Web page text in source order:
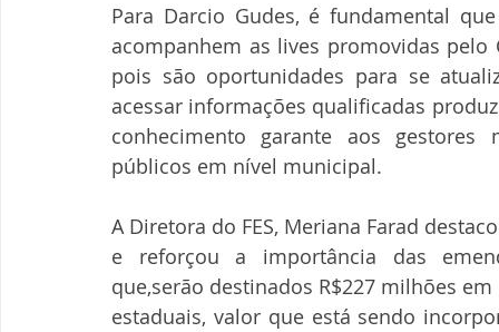
Para Darcio Gudes, é fundamental
acompanhem as lives promovidas pelo
pois são oportunidades para se
acessar informações qualificadas
conhecimento garante aos gestores
públicos em nível municipal.
A Diretora do FES, Meriana Farad
e reforçou a importância das
que,serão destinados R$227 milhões
estaduais, valor que está sendo